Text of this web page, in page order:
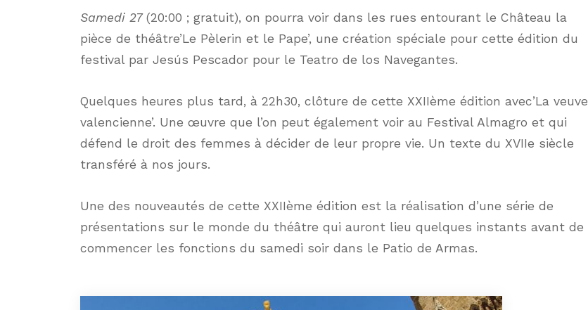
Samedi 27(20:00 ; gratuit), on pourra voir dans les rues entourant le Château la
pièce de théâtre’Le Pèlerin et le Pape’, une création spéciale pour cette édition du
festival par Jesús Pescador pour le Teatro de los Navegantes.
Quelques heures plus tard, à 22h30, clôture de cette XXIIème édition avec’La veuve
valencienne’. Une œuvre que l’on peut également voir au Festival Almagro et qui
défend le droit des femmes à décider de leur propre vie. Un texte du XVIIe siècle
transféré à nos jours.
Une des nouveautés de cette XXIIème édition est la réalisation d’une série de
présentations sur le monde du théâtre qui auront lieu quelques instants avant de
commencer les fonctions du samedi soir dans le Patio de Armas.